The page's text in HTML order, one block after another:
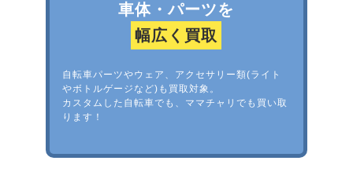
車体・パーツを
幅広く買取
自転車パーツやウェア、アクセサリー類(ライト
やボトルゲージなど)も買取対象。
カスタムした自転車でも、ママチャリでも買い取
ります！